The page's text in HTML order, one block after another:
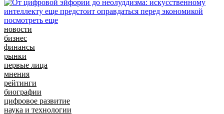
посмотреть еще
новости
бизнес
финансы
рынки
первые лица
мнения
рейтинги
биографии
цифровое развитие
наука и технологии